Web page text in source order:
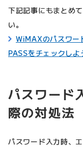
下記記事にもまとめ
い。
WiMAXのパスワー
PASSをチェックしよ
パスワード
際の対処法
パスワード入力時、